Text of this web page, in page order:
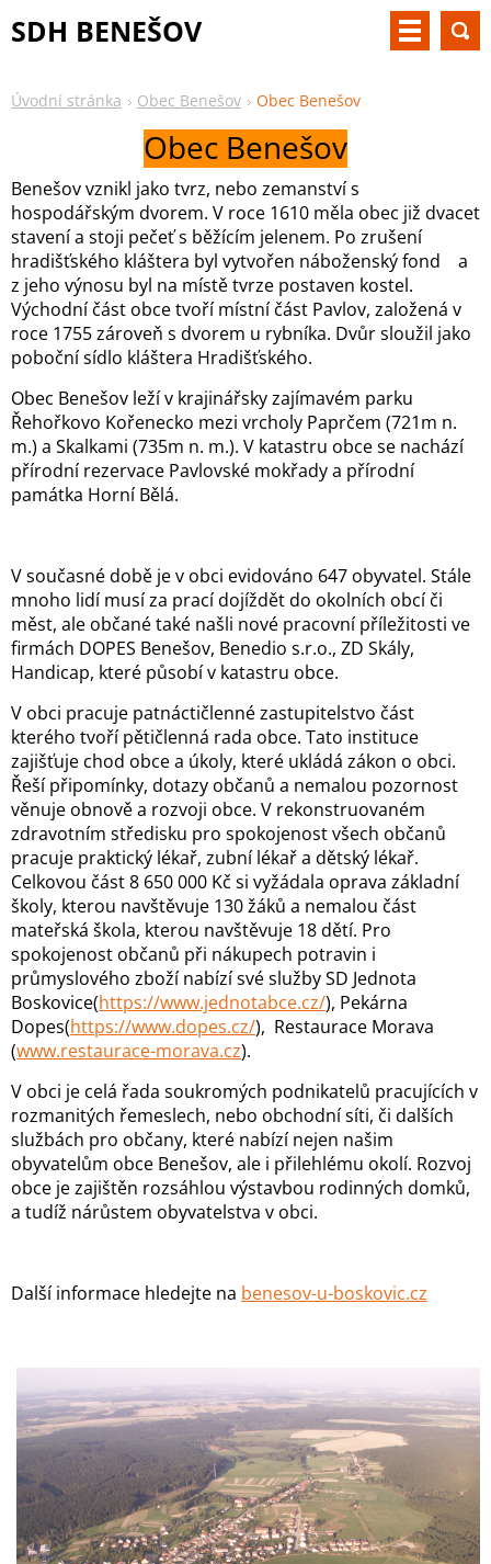
SDH BENEŠOV
Úvodní stránka Obec Benešov Obec Benešov
Obec Benešov
Benešov vznikl jako tvrz, nebo zemanství s
hospodářským dvorem. V roce 1610 měla obec již dvacet
stavení a stoji pečeť s běžícím jelenem. Po zrušení
hradišťského kláštera byl vytvořen náboženský fond a
z jeho výnosu byl na místě tvrze postaven kostel.
Východní část obce tvoří místní část Pavlov, založená v
roce 1755 zároveň s dvorem u rybníka. Dvůr sloužil jako
poboční sídlo kláštera Hradišťského.
Obec Benešov leží v krajinářsky zajímavém parku
Řehořkovo Kořenecko mezi vrcholy Paprčem (721m n.
m.) a Skalkami (735m n. m.). V katastru obce se nachází
přírodní rezervace Pavlovské mokřady a přírodní
památka Horní Bělá.
V současné době je v obci evidováno 647 obyvatel. Stále
mnoho lidí musí za prací dojíždět do okolních obcí či
měst, ale občané také našli nové pracovní příležitosti ve
firmách DOPES Benešov, Benedio s.r.o., ZD Skály,
Handicap, které působí v katastru obce.
V obci pracuje patnáctičlenné zastupitelstvo část
kterého tvoří pětičlenná rada obce. Tato instituce
zajišťuje chod obce a úkoly, které ukládá zákon o obci.
Řeší připomínky, dotazy občanů a nemalou pozornost
věnuje obnově a rozvoji obce. V rekonstruovaném
zdravotním středisku pro spokojenost všech občanů
pracuje praktický lékař, zubní lékař a dětský lékař.
Celkovou část 8 650 000 Kč si vyžádala oprava základní
školy, kterou navštěvuje 130 žáků a nemalou část
mateřská škola, kterou navštěvuje 18 dětí. Pro
spokojenost občanů při nákupech potravin i
průmyslového zboží nabízí své služby SD Jednota
Boskovice(https://www.jednotabce.cz/), Pekárna
Dopes(https://www.dopes.cz/), Restaurace Morava
(www.restaurace-morava.cz).
V obci je celá řada soukromých podnikatelů pracujících v
rozmanitých řemeslech, nebo obchodní síti, či dalších
službách pro občany, které nabízí nejen našim
obyvatelům obce Benešov, ale i přilehlému okolí. Rozvoj
obce je zajištěn rozsáhlou výstavbou rodinných domků,
a tudíž nárůstem obyvatelstva v obci.
Další informace hledejte na benesov-u-boskovic.cz